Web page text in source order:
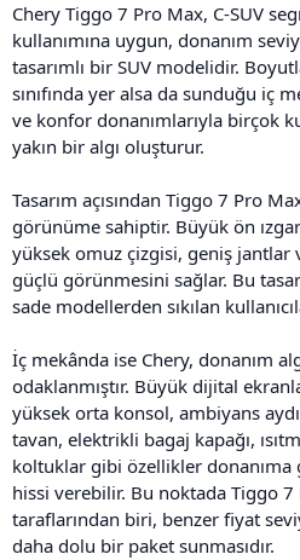
Chery Tiggo 7 Pro Max, C-SUV
kullanımına uygun, donanım
tasarımlı bir SUV modelidir.
sınıfında yer alsa da sunduğu iç
ve konfor donanımlarıyla birçok
yakın bir algı oluşturur.
Tasarım açısından Tiggo 7 Pro
görünüme sahiptir. Büyük ön
yüksek omuz çizgisi, geniş jantlar
güçlü görünmesini sağlar. Bu
sade modellerden sıkılan
İç mekânda ise Chery, donanım
odaklanmıştır. Büyük dijital
yüksek orta konsol, ambiyans
tavan, elektrikli bagaj kapağı,
koltuklar gibi özellikler donanıma
hissi verebilir. Bu noktada Tiggo 7
taraflarından biri, benzer fiyat
daha dolu bir paket sunmasıdır.